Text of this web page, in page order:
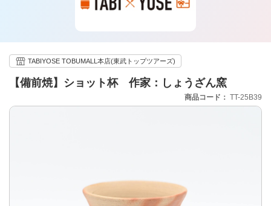
【備前焼】ショット杯 作家：しょうざん窯
TABIYOSE TOBUMALL本店(東武トップツアーズ)
商品コード TT-25B39